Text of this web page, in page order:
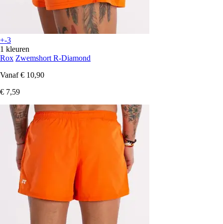
+-3
1 kleuren
Rox Zwemshort R-Diamond
Vanaf € 10,90
€ 7,59